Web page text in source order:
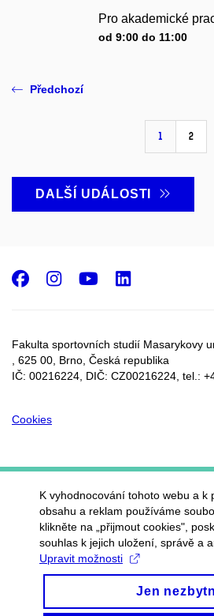
Pro akademické
od 9:00 do 11:00
Předchozí
1 2
DALŠÍ UDÁLOSTI
Fakulta sportovních studií Masarykovy
, 625 00, Brno, Česká republika
IČ: 00216224, DIČ: CZ00216224, tel.:
Cookies
Facebook
Instagram
Youtube
K vyhodnocování tohoto webu a k
obsahu a reklam používáme
klikněte na „přijmout cookies",
souhlas k jejich uložení, správě a
Upravit možnosti
Jen